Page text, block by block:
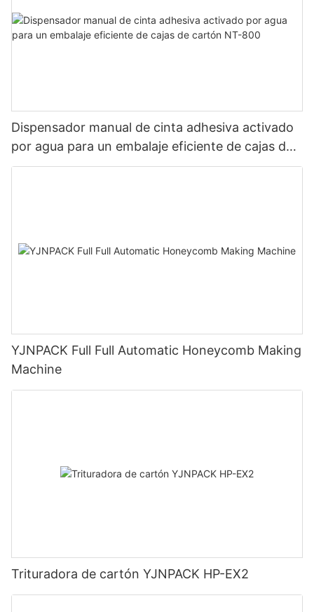
Dispensador manual de cinta adhesiva activado
por agua para un embalaje eficiente de cajas de
cartón NT-800
YJNPACK Full Full Automatic Honeycomb Making
Machine
Trituradora de cartón YJNPACK HP-EX2